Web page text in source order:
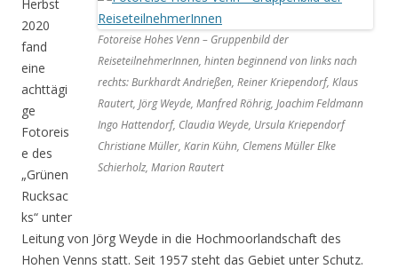
Fotoreise Hohes Venn – Gruppenbild der
ReiseteilnehmerInnen, hinten beginnend von links nach
rechts: Burkhardt Andrießen, Reiner Kriependorf, Klaus
Rautert, Jörg Weyde, Manfred Röhrig, Joachim Feldmann
Ingo Hattendorf, Claudia Weyde, Ursula Kriependorf
Christiane Müller, Karin Kühn, Clemens Müller Elke
Schierholz, Marion Rautert
Herbst
2020
fand
eine
achttägi
ge
Fotoreis
e des
„Grünen
Rucksac
ks“ unter
Leitung von Jörg Weyde in die Hochmoorlandschaft des
Hohen Venns statt. Seit 1957 steht das Gebiet unter Schutz.